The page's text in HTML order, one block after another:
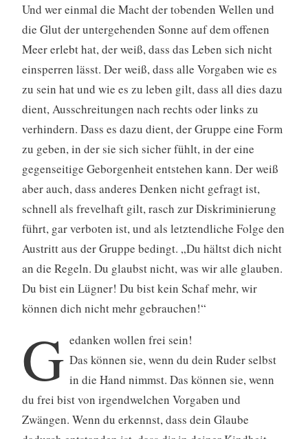
Und wer einmal die Macht der tobenden Wellen und
die Glut der untergehenden Sonne auf dem offenen
Meer erlebt hat, der weiß, dass das Leben sich nicht
einsperren lässt. Der weiß, dass alle Vorgaben wie es
zu sein hat und wie es zu leben gilt, dass all dies dazu
dient, Ausschreitungen nach rechts oder links zu
verhindern. Dass es dazu dient, der Gruppe eine Form
zu geben, in der sie sich sicher fühlt, in der eine
gegenseitige Geborgenheit entstehen kann. Der weiß
aber auch, dass anderes Denken nicht gefragt ist,
schnell als frevelhaft gilt, rasch zur Diskriminierung
führt, gar verboten ist, und als letztendliche Folge den
Austritt aus der Gruppe bedingt. „Du hältst dich nicht
an die Regeln. Du glaubst nicht, was wir alle glauben.
Du bist ein Lügner! Du bist kein Schaf mehr, wir
können dich nicht mehr gebrauchen!“
G edanken wollen frei sein!
Das können sie, wenn du dein Ruder selbst
in die Hand nimmst. Das können sie, wenn
du frei bist von irgendwelchen Vorgaben und
Zwängen. Wenn du erkennst, dass dein Glaube